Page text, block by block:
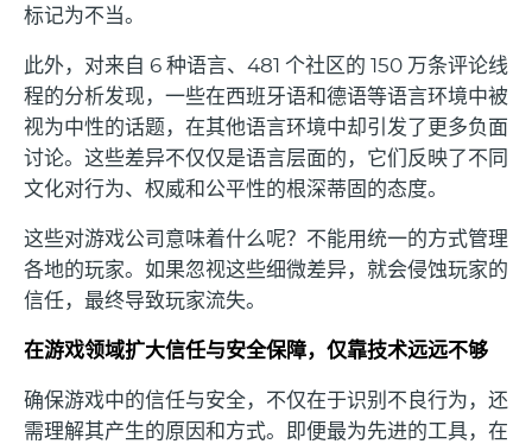
标记为不当。
此外，对来自 6 种语言、481 个社区的 150 万条评论线
程的分析发现，一些在西班牙语和德语等语言环境中被
视为中性的话题，在其他语言环境中却引发了更多负面
讨论。这些差异不仅仅是语言层面的，它们反映了不同
文化对行为、权威和公平性的根深蒂固的态度。
这些对游戏公司意味着什么呢？不能用统一的方式管理
各地的玩家。如果忽视这些细微差异，就会侵蚀玩家的
信任，最终导致玩家流失。
在游戏领域扩大信任与安全保障，仅靠技术远远不够
确保游戏中的信任与安全，不仅在于识别不良行为，还
需理解其产生的原因和方式。即便最为先进的工具，在